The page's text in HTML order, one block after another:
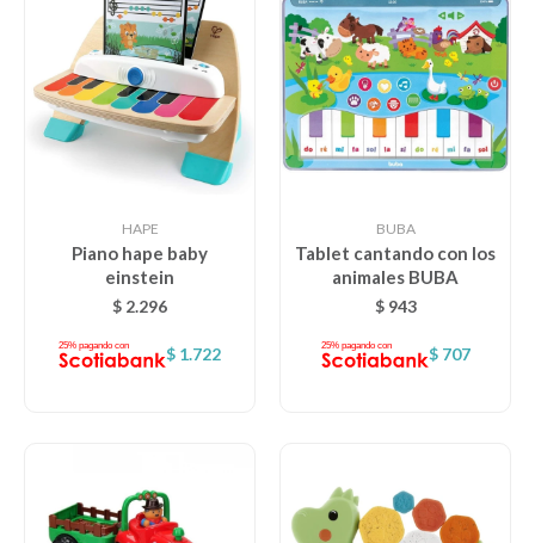
HAPE
Piano hape baby
einstein
$ 2.296
$ 1.722
BUBA
Tablet cantando con los
animales BUBA
$ 943
$ 707